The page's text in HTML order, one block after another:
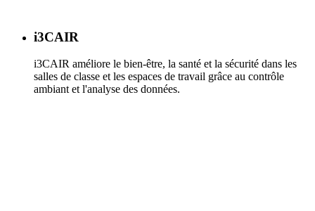
i3CAIR
i3CAIR améliore le bien-être, la santé et la sécurité dans les
salles de classe et les espaces de travail grâce au contrôle
ambiant et l'analyse des données.